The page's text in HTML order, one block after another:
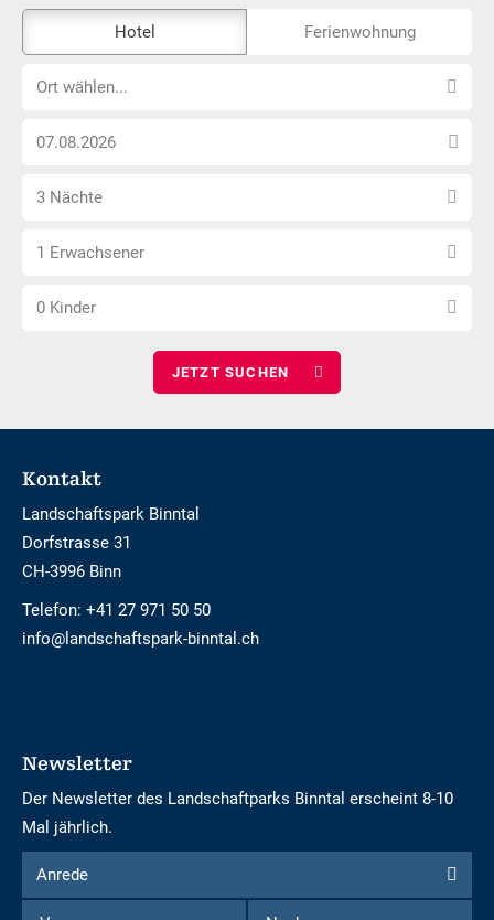
Externe-
Buchungstool
nicht
Hotel Ferienwohnung
OrtOrt wählen...
Anreise
wählen
Anzahl
wählen
3 Nächte
Anzahl
wählen
1 Erwachsener
Anzahl
0 Kinder
Footer
Kontakt
Landschaftspark Binntal
Dorfstrasse 31
CH-3996 Binn
Telefon: +41 27 971 50 50
info@landschaftspark-binntal.ch
Newsletter
Der Newsletter des Landschaftparks Binntal erscheint 8-10
Mal jährlich.
Formular
um
Anrede
Anrede
Vorname
Nachname